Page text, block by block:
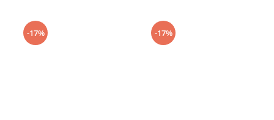
-17% -17%